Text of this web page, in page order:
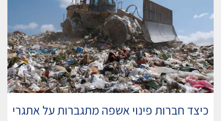
כיצד חברות פינוי אשפה מתגברות על אתגרי